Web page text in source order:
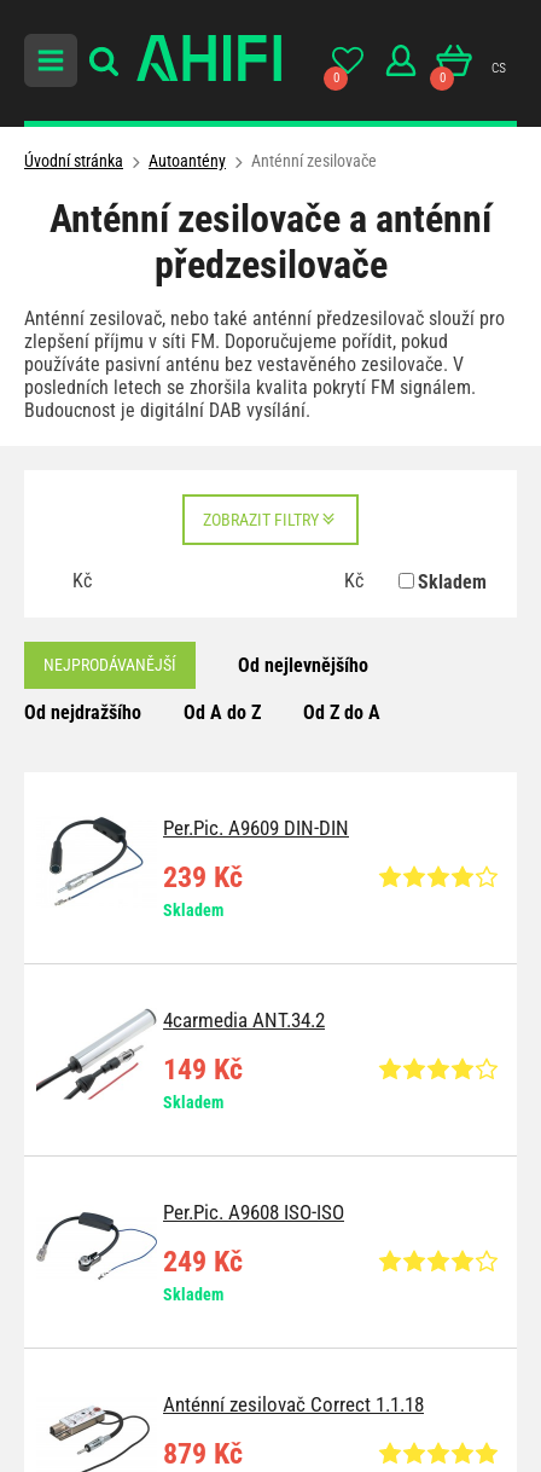
0 0
cs
Úvodní stránka Autoantény Anténní zesilovače
Anténní zesilovače a anténní
předzesilovače
Anténní zesilovač, nebo také anténní předzesilovač slouží pro
zlepšení příjmu v síti FM. Doporučujeme pořídit, pokud
používáte pasivní anténu bez vestavěného zesilovače. V
posledních letech se zhoršila kvalita pokrytí FM signálem.
Budoucnost je digitální DAB vysílání.
ZOBRAZIT FILTRY
Kč Kč Skladem
NEJPRODÁVANĚJŠÍ Od nejlevnějšího
Od nejdražšího Od A do Z Od Z do A
Per.Pic. A9609 DIN-DIN
239 Kč
Skladem
4carmedia ANT.34.2
149 Kč
Skladem
Per.Pic. A9608 ISO-ISO
249 Kč
Skladem
Anténní zesilovač Correct 1.1.18
879 Kč